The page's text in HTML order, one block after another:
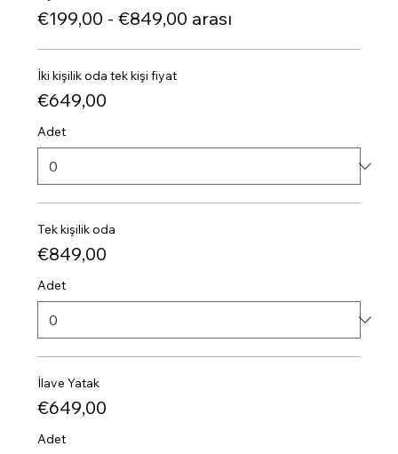
€199,00 - €849,00 arası
İki kişilik oda tek kişi fiyat
€649,00
Adet
Tek kişilik oda
€849,00
Adet
İlave Yatak
€649,00
Adet